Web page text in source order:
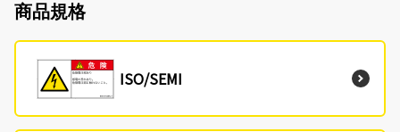
商品規格
ISO/SEMI